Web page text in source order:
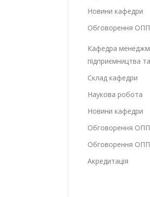
Новини кафедри
Обговорення ОПП
Кафедра
підприємництва та
Склад кафедри
Наукова робота
Новини кафедри
Обговорення
Обговорення
Акредитація